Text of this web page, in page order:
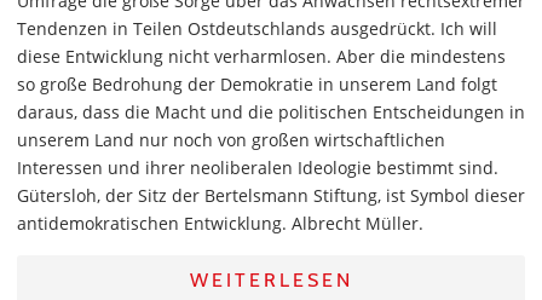
Tendenzen in Teilen Ostdeutschlands ausgedrückt. Ich will
diese Entwicklung nicht verharmlosen. Aber die mindestens
so große Bedrohung der Demokratie in unserem Land folgt
daraus, dass die Macht und die politischen Entscheidungen in
unserem Land nur noch von großen wirtschaftlichen
Interessen und ihrer neoliberalen Ideologie bestimmt sind.
Gütersloh, der Sitz der Bertelsmann Stiftung, ist Symbol dieser
antidemokratischen Entwicklung. Albrecht Müller.
WEITERLESEN